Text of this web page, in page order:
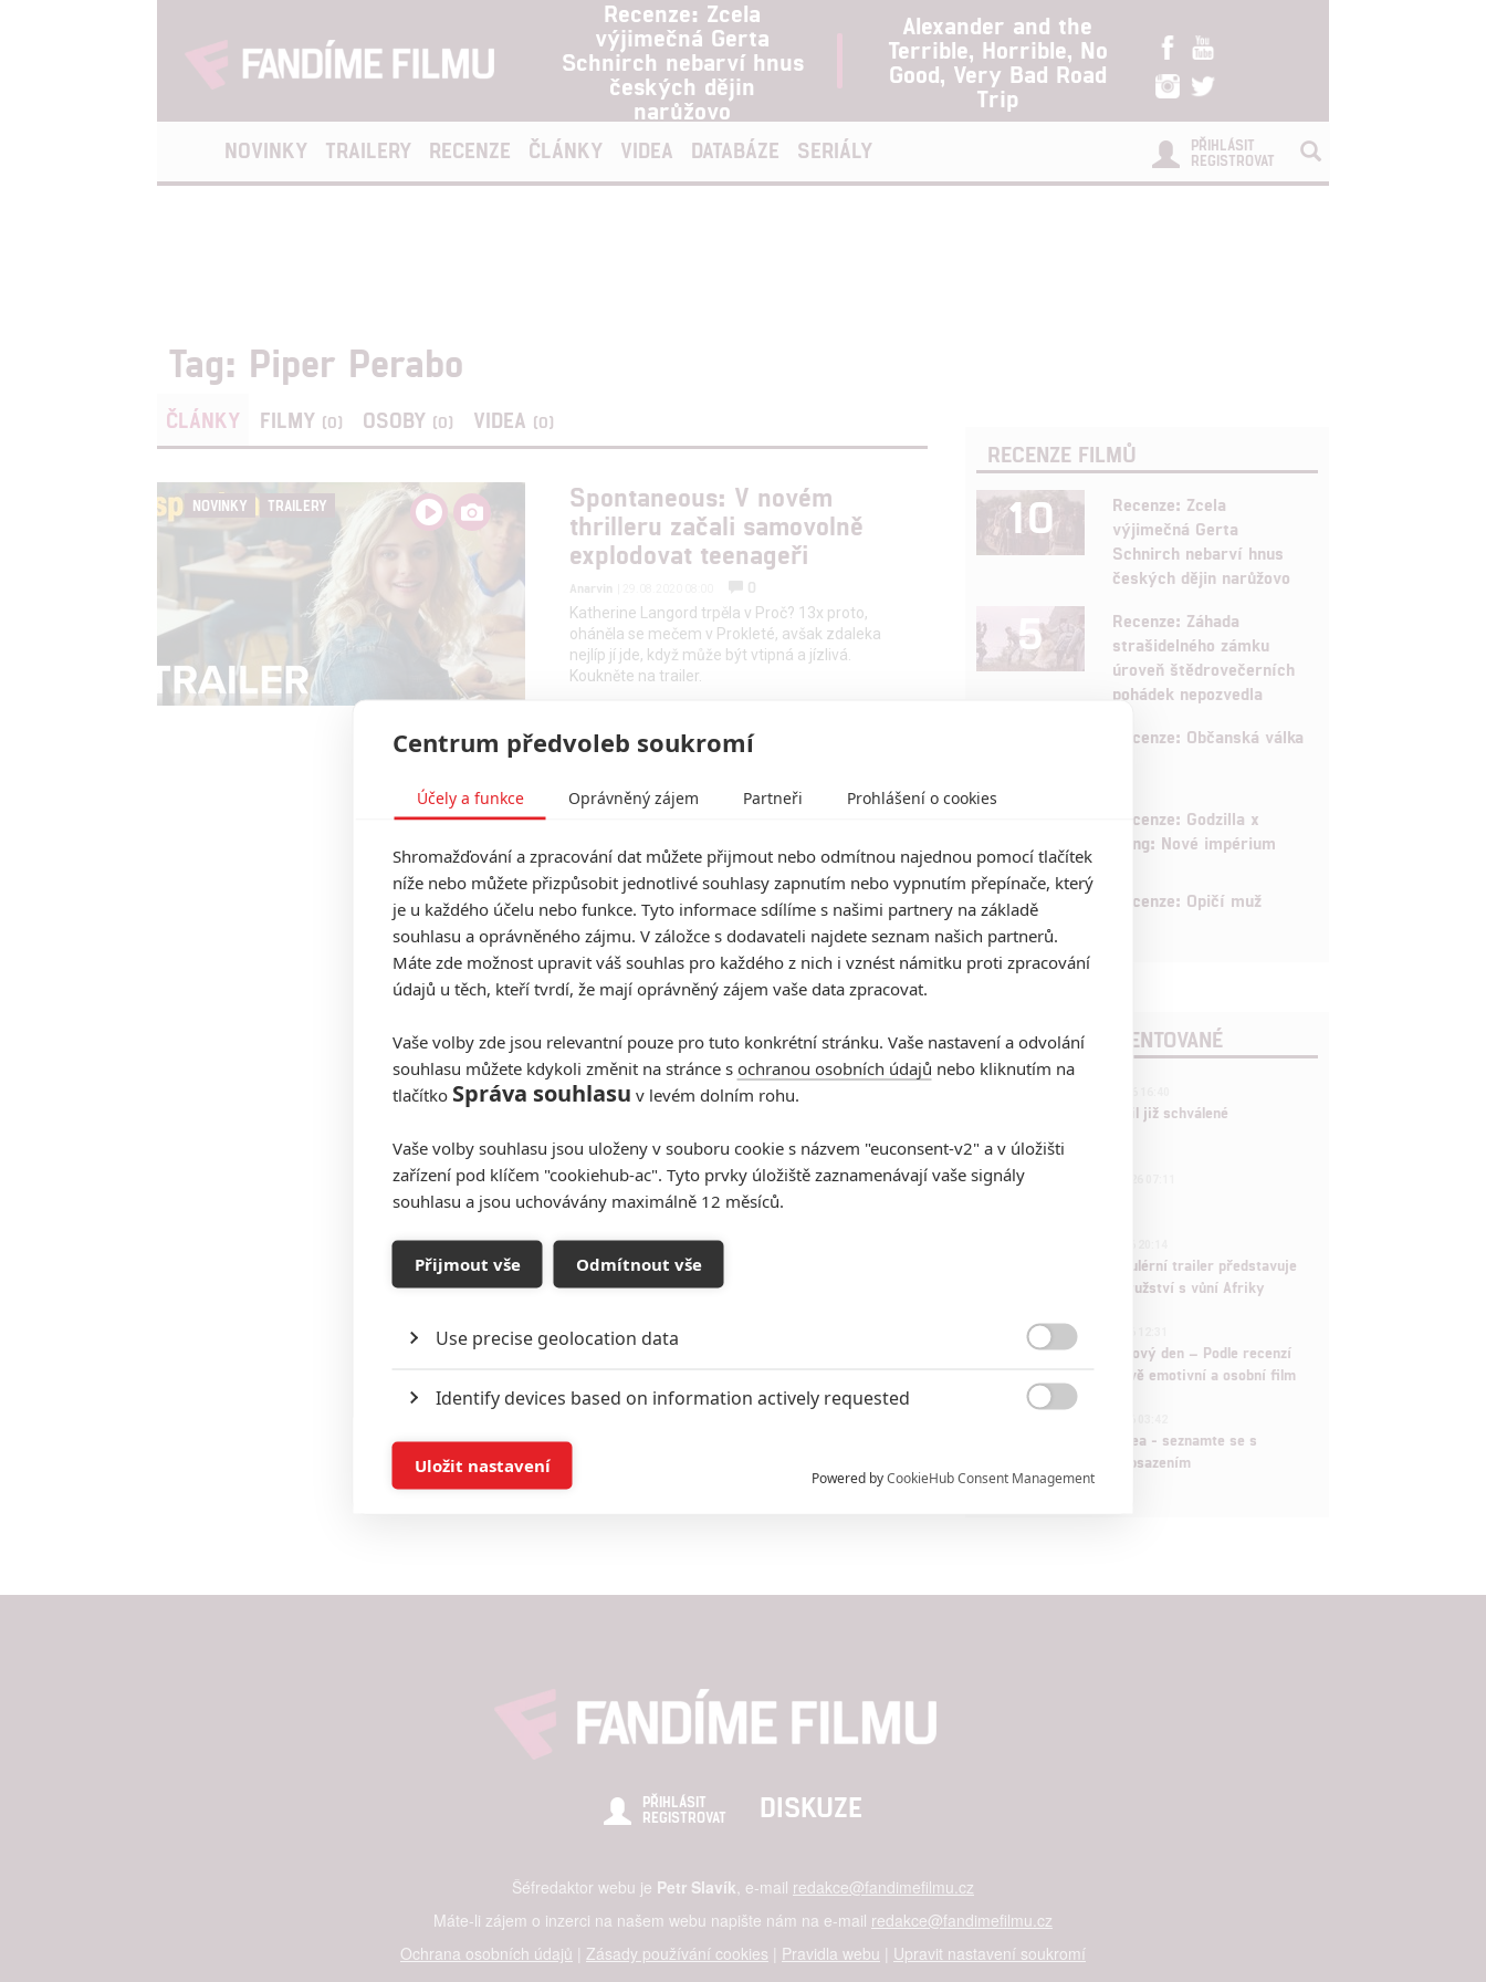
Recenze: Zcela
výjimečná Gerta
Schnirch nebarví hnus
českých dějin
narůžovo
Alexander and the
Terrible, Horrible, No
Good, Very Bad Road
Trip
NOVINKY TRAILERY RECENZE ČLÁNKY VIDEA DATABÁZE SERIÁLY
PŘIHLÁSIT
REGISTROVAT
Tag: Piper Perabo
ČLÁNKY FILMY (0) OSOBY (0) VIDEA (0)
NOVINKY TRAILERY
Spontaneous: V novém
thrilleru začali samovolně
explodovat teenageři
Anarvin
0
Katherine Langord trpěla v Proč? 13x proto,
oháněla se mečem v Prokleté, avšak zdaleka
nejlíp jí jde, když může být vtipná a jízlivá.
Koukněte na trailer.
RECENZE FILMŮ
10
Recenze: Zcela
výjimečná Gerta
Schnirch nebarví hnus
českých dějin narůžovo
5
Recenze: Záhada
strašidelného zámku
úroveň štědrovečerních
pohádek nepozvedla
Recenze: Občanská válka
Recenze: Godzilla x
Kong: Nové impérium
8 Recenze: Opičí muž
POSLEDNÍ KOMENTOVANÉ
Marvel nečekaně zrušil již schválené
433
Děti krve a kostí: Regulérní trailer představuje
akční fantasy dobrodružství s vůní Afriky
ČLÁNEK | 30.07.2026 12:31
Spider-Man: Zbrusu nový den – Podle recenzí
máme čekat překvapivě emotivní a osobní film
Velké preview: Odyssea - seznamte se s
maximálně nabitým obsazením
PŘIHLÁSIT
REGISTROVAT
DISKUZE
Šéfredaktor webu je Petr Slavík , e-mail redakce@fandimefilmu.cz
Máte-li zájem o inzerci na našem webu napište nám na e-mail redakce@fandimefilmu.cz
Ochrana osobních údajů | Zásady používání cookies | Pravidla webu | Upravit nastavení soukromí
Centrum předvoleb soukromí
Účely a funkce Oprávněný zájem Partneři Prohlášení o cookies
Shromažďování a zpracování dat můžete přijmout nebo odmítnou najednou pomocí tlačítek
níže nebo můžete přizpůsobit jednotlivé souhlasy zapnutím nebo vypnutím přepínače, který
je u každého účelu nebo funkce. Tyto informace sdílíme s našimi partnery na základě
souhlasu a oprávněného zájmu. V záložce s dodavateli najdete seznam našich partnerů.
Máte zde možnost upravit váš souhlas pro každého z nich i vznést námitku proti zpracování
údajů u těch, kteří tvrdí, že mají oprávněný zájem vaše data zpracovat.
Vaše volby zde jsou relevantní pouze pro tuto konkrétní stránku. Vaše nastavení a odvolání
souhlasu můžete kdykoli změnit na stránce s ochranou osobních údajů nebo kliknutím na
tlačítko Správa souhlasu v levém dolním rohu.
Vaše volby souhlasu jsou uloženy v souboru cookie s názvem "euconsent-v2" a v úložišti
zařízení pod klíčem "cookiehub-ac". Tyto prvky úložiště zaznamenávají vaše signály
souhlasu a jsou uchovávány maximálně 12 měsíců.
Přijmout vše Odmítnout vše
Use precise geolocation data
Identify devices based on information actively requested
Store and/or access information on a device

and services development

možnost: Ensure security, prevent and detect fraud, and fix errors, Deliver and present
advertising and content
Powered byCookieHub Consent Management
Uložit nastavení